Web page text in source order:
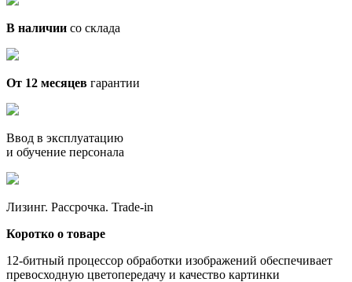
В наличии со склада
От 12 месяцев гарантии
Ввод в эксплуатацию
и обучение персонала
Лизинг. Рассрочка. Trade-in
Коротко о товаре
12-битный процессор обработки изображений обеспечивает
превосходную цветопередачу и качество картинки